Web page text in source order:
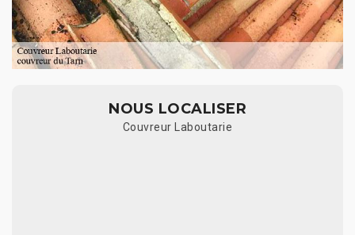
NOUS LOCALISER
Couvreur Laboutarie